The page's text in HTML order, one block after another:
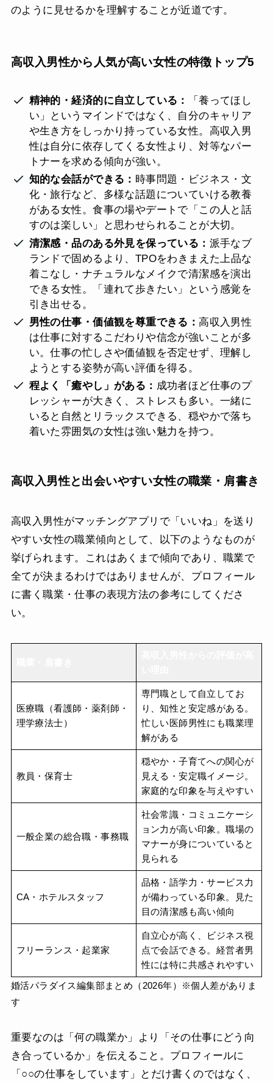
のように見せるかを理解することが近道です。
高収入男性から人気が高い女性の特徴トップ5
精神的・経済的に自立している：
「養ってほし
い」というマインドではなく、自分のキャリア
や生き方をしっかり持っている女性。高収入男
性は自分に依存してくる女性より、対等なパー
トナーを求める傾向が強い。
知的な会話ができる： 時事問題・ビジネス・文
化・旅行など、多様な話題についていける教養
がある女性。食事の場やデートで「この人と話
すのは楽しい」と思わせられることが大切。
清潔感・品のある外見を保っている： 派手なブ
ランドで固めるより、TPOをわきまえた上品な
着こなし・ナチュラルなメイクで清潔感を演出
できる女性。「連れて歩きたい」という感覚を
引き出せる。
男性の仕事・価値観を尊重できる：高収入男性
は仕事に対するこだわりや信念が強いことが多
い。仕事の忙しさや価値観を否定せず、理解し
ようとする姿勢が高い評価を得る。
程よく「癒やし」がある： 成功者ほど仕事のプ
レッシャーが大きく、ストレスも多い。一緒に
いると自然とリラックスできる、穏やかで落ち
着いた雰囲気の女性は強い魅力を持つ。
高収入男性と出会いやすい女性の職業・肩書き
高収入男性がマッチングアプリで「いいね」を送り
やすい女性の職業傾向として、以下のようなものが
挙げられます。これはあくまで傾向であり、職業で
全てが決まるわけではありませんが、プロフィール
に書く職業・仕事の表現方法の参考にしてくださ
い。
医療職（看護師・薬剤師・
理学療法士）
専門職として自立してお
り、知性と安定感がある。
忙しい医師男性にも職業理
解がある
教員・保育士
穏やか・子育てへの関心が
見える・安定職イメージ。
家庭的な印象を与えやすい
一般企業の総合職・事務職
社会常識・コミュニケーシ
ョン力が高い印象。職場の
マナーが身についていると
見られる
CA・ホテルスタッフ
品格・語学力・サービス力
が備わっている印象。見た
目の清潔感も高い傾向
フリーランス・起業家
自立心が高く、ビジネス視
点で会話できる。経営者男
性には特に共感されやすい
婚活パラダイス編集部まとめ（2026年）※個人差がありま
す
重要なのは「何の職業か」より「その仕事にどう向
き合っているか」を伝えること。プロフィールに
「○○の仕事をしています」とだけ書くのではなく、